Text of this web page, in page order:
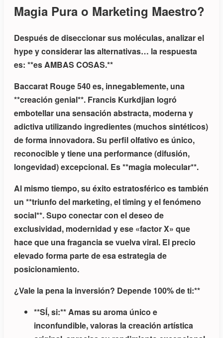
Magia Pura o Marketing Maestro?
Después de diseccionar sus moléculas, analizar el
hype y considerar las alternativas… la respuesta
es: **es AMBAS COSAS.**
Baccarat Rouge 540 es, innegablemente, una
**creación genial**. Francis Kurkdjian logró
embotellar una sensación abstracta, moderna y
adictiva utilizando ingredientes (muchos sintéticos)
de forma innovadora. Su perfil olfativo es único,
reconocible y tiene una performance (difusión,
longevidad) excepcional. Es **magia molecular**.
Al mismo tiempo, su éxito estratosférico es también
un **triunfo del marketing, el timing y el fenómeno
social**. Supo conectar con el deseo de
exclusividad, modernidad y ese «factor X» que
hace que una fragancia se vuelva viral. El precio
elevado forma parte de esa estrategia de
posicionamiento.
¿Vale la pena la inversión? Depende 100% de ti:**
**SÍ, si:** Amas su aroma único e
inconfundible, valoras la creación artística